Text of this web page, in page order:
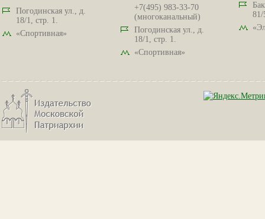
Погодинская ул., д.
18/1, стр. 1.
«Спортивная»
+7(495) 983-33-70
(многоканальный)
Погодинская ул., д.
18/1, стр. 1.
«Спортивная»
81/